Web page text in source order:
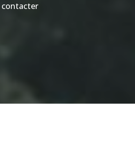
contacter